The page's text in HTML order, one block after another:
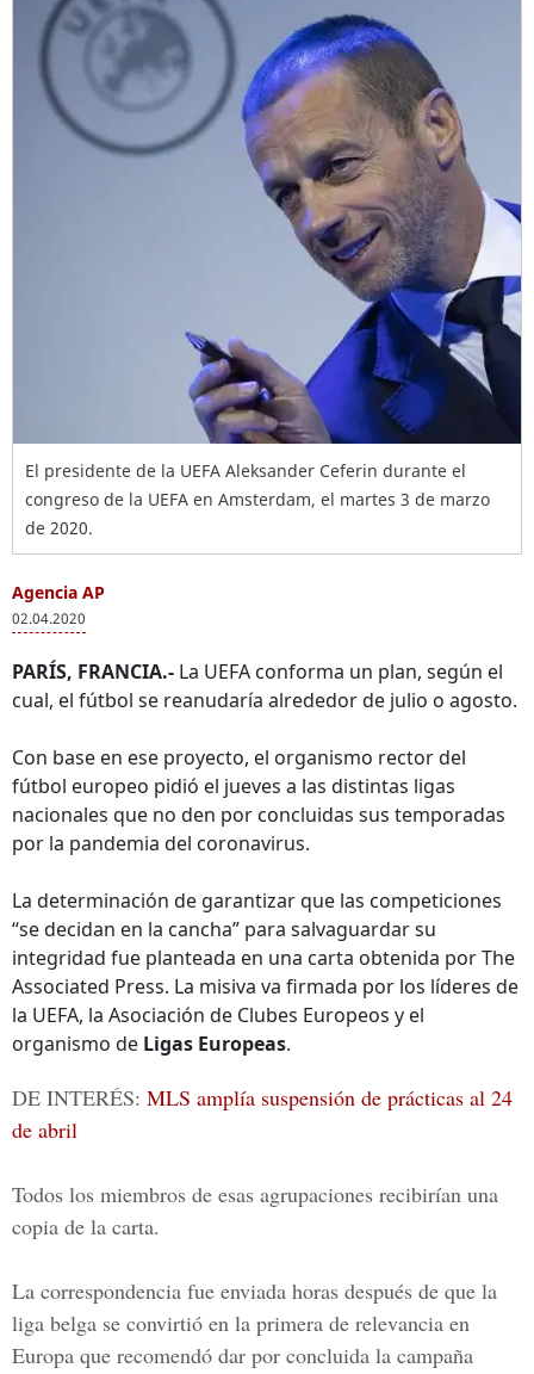
El presidente de la UEFA Aleksander Ceferin durante el
congreso de la UEFA en Amsterdam, el martes 3 de marzo
de 2020.
Agencia AP
02.04.2020
PARÍS, FRANCIA.- La UEFA conforma un plan, según el
cual, el fútbol se reanudaría alrededor de julio o agosto.
Con base en ese proyecto, el organismo rector del
fútbol europeo pidió el jueves a las distintas ligas
nacionales que no den por concluidas sus temporadas
por la pandemia del coronavirus.
La determinación de garantizar que las competiciones
“se decidan en la cancha” para salvaguardar su
integridad fue planteada en una carta obtenida por The
Associated Press. La misiva va firmada por los líderes de
la UEFA, la Asociación de Clubes Europeos y el
organismo de Ligas Europeas.
DE INTERÉS: MLS amplía suspensión de prácticas al 24
de abril
Todos los miembros de esas agrupaciones recibirían una
copia de la carta.
La correspondencia fue enviada horas después de que la
liga belga se convirtió en la primera de relevancia en
Europa que recomendó dar por concluida la campaña